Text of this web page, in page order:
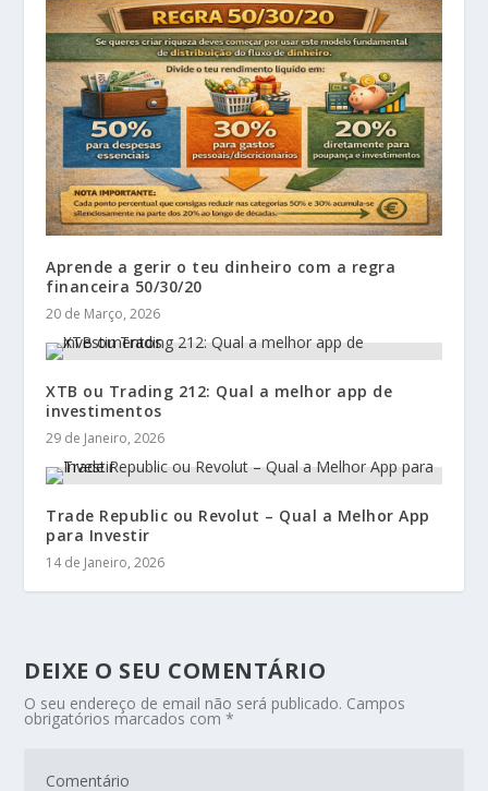
Aprende a gerir o teu dinheiro com a regra
financeira 50/30/20
20 de Março, 2026
XTB ou Trading 212: Qual a melhor app de
investimentos
29 de Janeiro, 2026
Trade Republic ou Revolut – Qual a Melhor App
para Investir
14 de Janeiro, 2026
DEIXE O SEU COMENTÁRIO
O seu endereço de email não será publicado. Campos
obrigatórios marcados com*